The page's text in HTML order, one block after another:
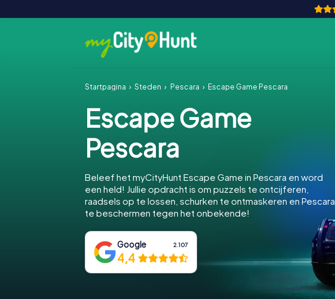
Startpagina Steden Pescara Escape Game Pescara
Escape Game
Pescara
Beleef het myCityHunt Escape Game in Pescara en word
een held! Jullie opdracht is om puzzels te ontcijferen,
raadsels op te lossen, schurken te ontmaskeren en Pescara
te beschermen tegen het onbekende!
Google 2.107
4,4